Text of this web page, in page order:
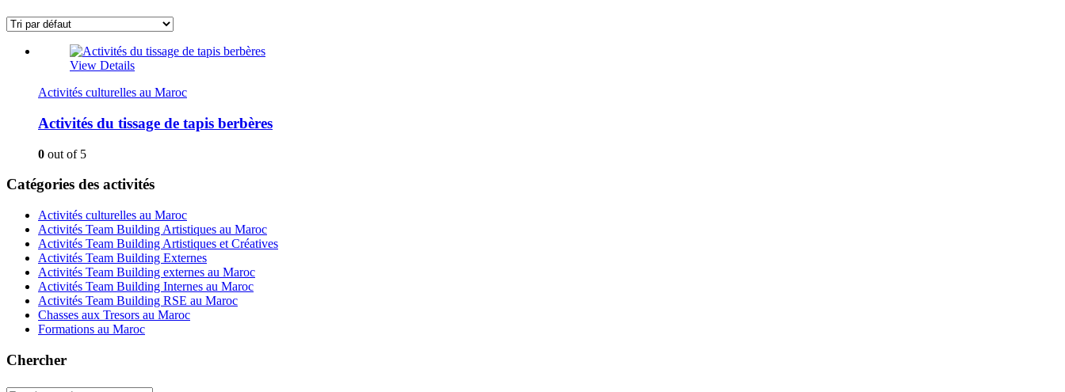
View Details
Activités culturelles au Maroc
Activités du tissage de tapis berbères
0 out of 5
Catégories des activités
Activités culturelles au Maroc
Activités Team Building Artistiques au Maroc
Activités Team Building Artistiques et Créatives
Activités Team Building Externes
Activités Team Building externes au Maroc
Activités Team Building Internes au Maroc
Activités Team Building RSE au Maroc
Chasses aux Tresors au Maroc
Formations au Maroc
Chercher